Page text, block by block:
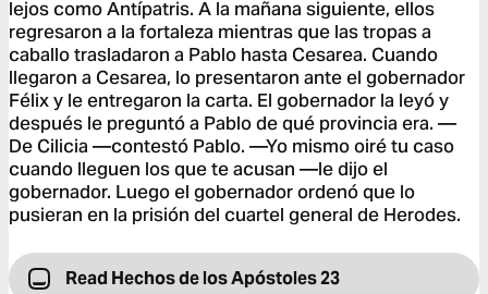
lejos como Antípatris. A la mañana siguiente, ellos
regresaron a la fortaleza mientras que las tropas a
caballo trasladaron a Pablo hasta Cesarea. Cuando
llegaron a Cesarea, lo presentaron ante el gobernador
Félix y le entregaron la carta. El gobernador la leyó y
después le preguntó a Pablo de qué provincia era. —
De Cilicia —contestó Pablo. —Yo mismo oiré tu caso
cuando lleguen los que te acusan —le dijo el
gobernador. Luego el gobernador ordenó que lo
pusieran en la prisión del cuartel general de Herodes.
Read Hechos de los Apóstoles 23